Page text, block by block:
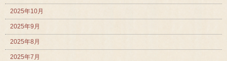
2025年10月
2025年9月
2025年8月
2025年7月